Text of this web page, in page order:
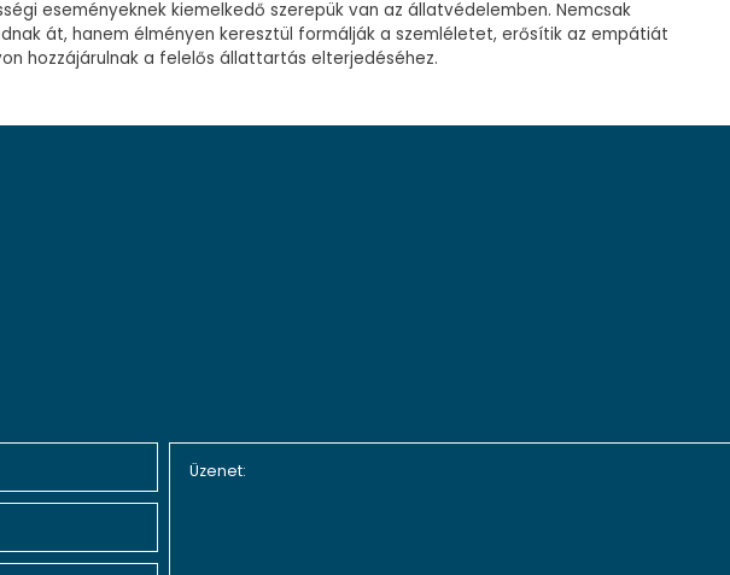
eseményeknek kiemelkedő szerepük van az állatvédelemben. Nemcsak
át, hanem élményen keresztül formálják a szemléletet, erősítik az empátiát
hozzájárulnak a felelős állattartás elterjedéséhez.